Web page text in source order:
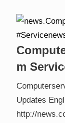
m
Updates
http://